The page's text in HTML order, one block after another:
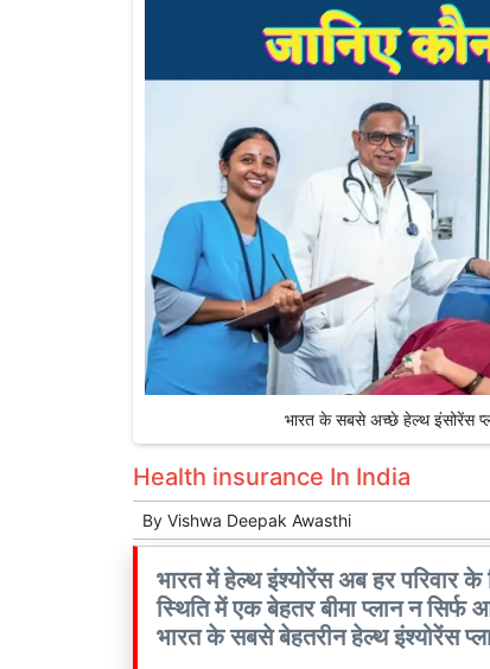
भारत के सबसे अच्छे हेल्थ इंसोरेंस
Health insurance In India
By Vishwa Deepak Awasthi
भारत में हेल्थ इंश्योरेंस अब हर परिवार
स्थिति में एक बेहतर बीमा प्लान न सिर्फ
भारत के सबसे बेहतरीन हेल्थ इंश्योरेंस